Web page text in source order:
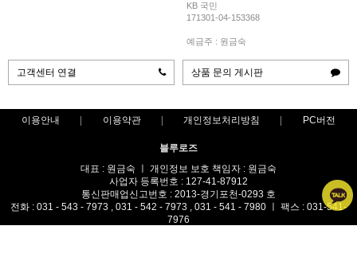
KB 국민
171301-04-153368
예금주 : 원금숙
고객센터 연결 상품 문의 게시판
이용안내 이용약관 개인정보처리방침 PC버전
블루로즈
대표 : 원금숙 ㅣ 개인정보 보호 책임자 : 원금숙
사업자 등록번호 : 127-41-87912
통신판매업신고번호 : 2013-경기포천-0293 호
전화 : 031 - 543 - 7973 , 031 - 542 - 7973 , 031 - 541 - 7980 ㅣ 팩스 : 031-541-
7976